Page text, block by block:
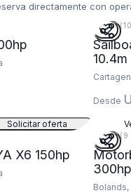
directamente con
Solicitar oferta
34 FT
10.4m
Desde
X6 150hp
30 FT (9
300hp
Bolands,